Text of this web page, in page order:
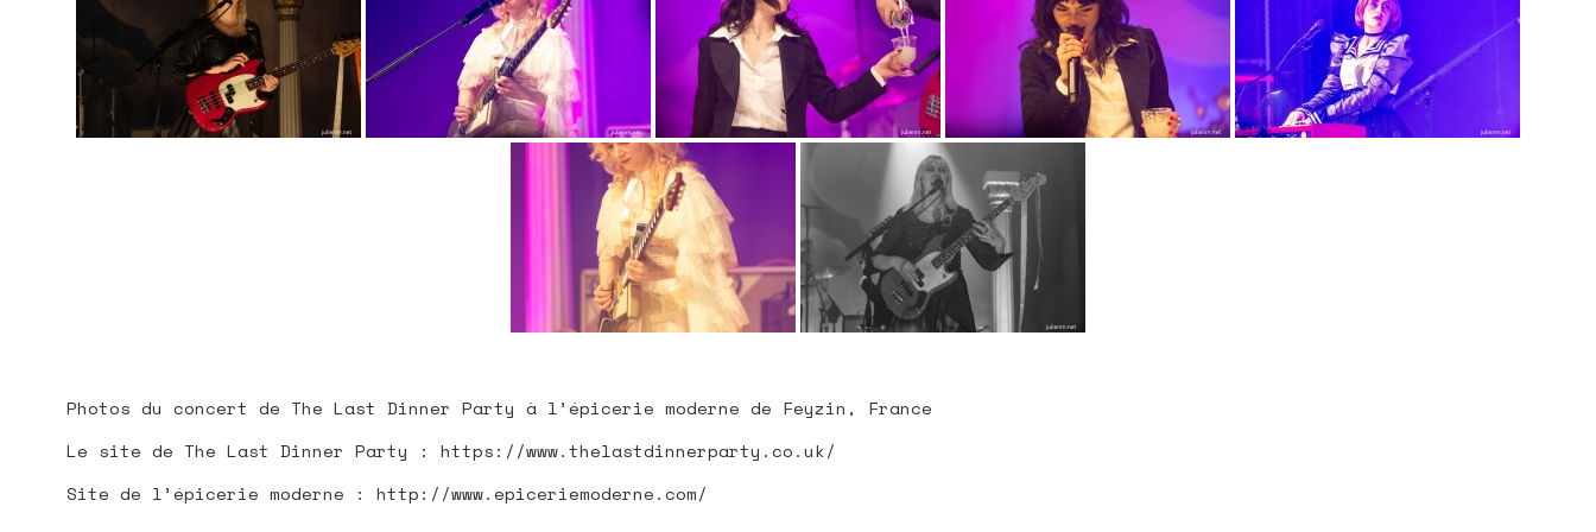
Photos du concert de The Last Dinner Party à l’épicerie moderne de Feyzin, France
Le site de The Last Dinner Party : https://www.thelastdinnerparty.co.uk/
Site de l’épicerie moderne : http://www.epiceriemoderne.com/